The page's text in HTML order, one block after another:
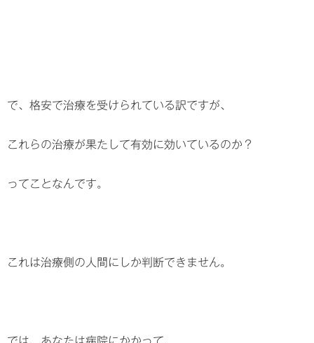
で、格安で治療を受けられている訳ですが、
これらの治療が果たして有効に効いているのか？
ってことなんです。
これは治療側の人間にしか判断できません。
では、あなたは病院にかかって、